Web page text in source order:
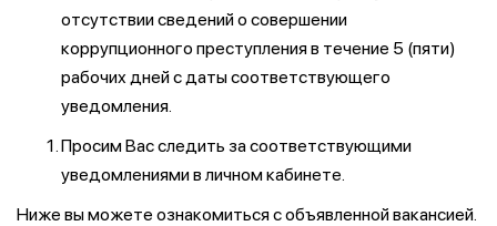
отсутствии сведений о совершении
коррупционного преступления в течение 5 (пяти)
рабочих дней с даты соответствующего
уведомления.
Просим Вас следить за соответствующими
уведомлениями в личном кабинете.
Ниже вы можете ознакомиться с объявленной вакансией.